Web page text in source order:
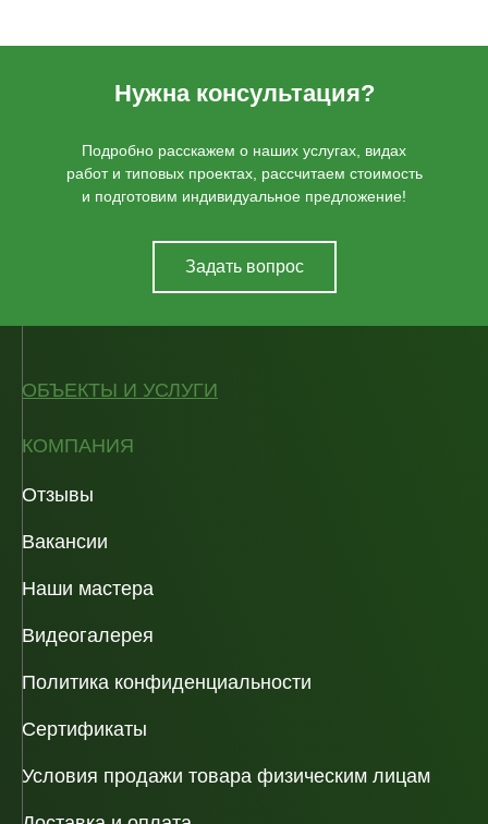
Нужна консультация?
Подробно расскажем о наших услугах, видах
работ и типовых проектах, рассчитаем стоимость
и подготовим индивидуальное предложение!
Задать вопрос
ОБЪЕКТЫ И УСЛУГИ
КОМПАНИЯ
Отзывы
Вакансии
Наши мастера
Видеогалерея
Политика конфиденциальности
Сертификаты
Условия продажи товара физическим лицам